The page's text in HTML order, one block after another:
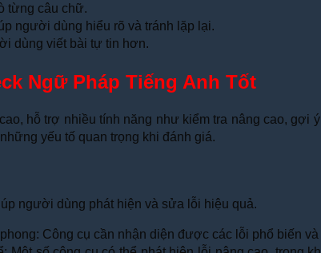
từng câu chữ.
người dùng hiểu rõ và tránh lặp lại.
dùng viết bài tự tin hơn.
Ngữ Pháp Tiếng Anh Tốt
hỗ trợ nhiều tính năng như kiểm tra nâng cao,
yếu tố quan trọng khi đánh giá.
người dùng phát hiện và sửa lỗi hiệu quả.
Công cụ cần nhận diện được các lỗi phổ biến